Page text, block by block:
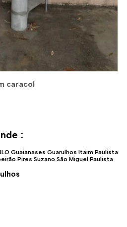
caracol
:
Guaianases Guarulhos Itaim Paulista
Pires Suzano São Miguel Paulista